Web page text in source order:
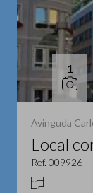
1
Avinguda
Local
Ref. 009926